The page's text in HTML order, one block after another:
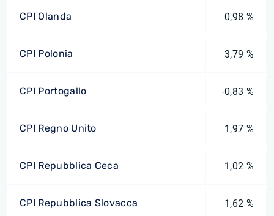
CPI Olanda 0,98 %
CPI Polonia 3,79 %
CPI Portogallo -0,83 %
CPI Regno Unito 1,97 %
CPI Repubblica Ceca 1,02 %
CPI Repubblica Slovacca 1,62 %